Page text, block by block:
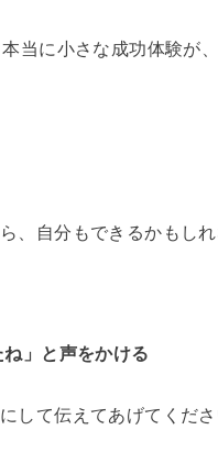
当に小さな成功体験が、
、自分もできるかもしれ
」と声をかける
して伝えてあげてくださ